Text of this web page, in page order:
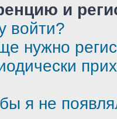
и
войти?
нужно
я не